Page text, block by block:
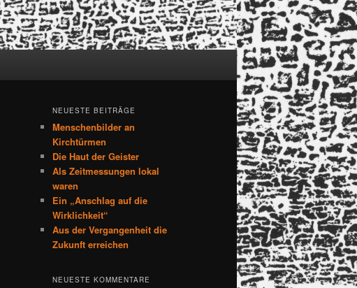
NEUESTE BEITRÄGE
Menschenbilder an
Kirchtürmen
Die Haut der Geister
Als Zeitmessungen lokal
waren
Ein „Anschlag auf die
Wirklichkeit“
Aus der Vergangenheit die
Zukunft erreichen
NEUESTE KOMMENTARE